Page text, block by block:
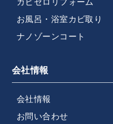
お風呂・浴室カビ取り
ナノゾーンコート
会社情報
会社情報
お問い合わせ